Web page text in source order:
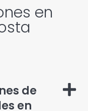
en
de
en